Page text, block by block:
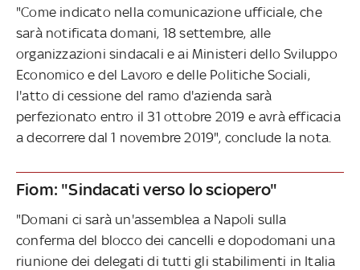
"Come indicato nella comunicazione ufficiale, che
sarà notificata domani, 18 settembre, alle
organizzazioni sindacali e ai Ministeri dello Sviluppo
Economico e del Lavoro e delle Politiche Sociali,
l'atto di cessione del ramo d'azienda sarà
perfezionato entro il 31 ottobre 2019 e avrà efficacia
a decorrere dal 1 novembre 2019", conclude la nota.
Fiom: "Sindacati verso lo sciopero"
"Domani ci sarà un'assemblea a Napoli sulla
conferma del blocco dei cancelli e dopodomani una
riunione dei delegati di tutti gli stabilimenti in Italia